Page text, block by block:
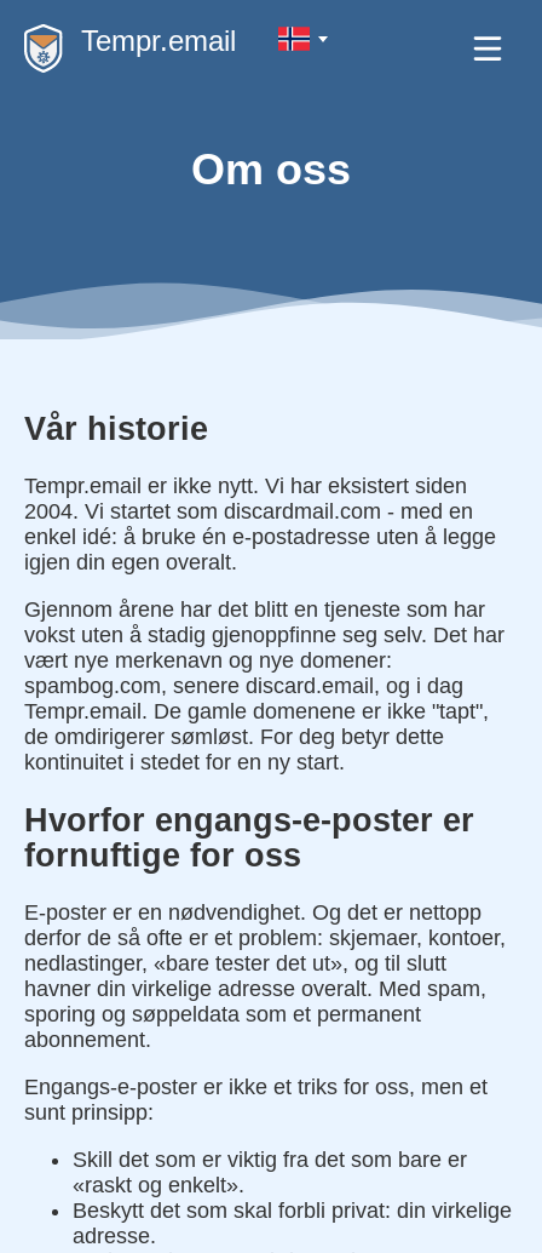
Tempr.email
Om oss
Vår historie
Tempr.email er ikke nytt. Vi har eksistert siden
2004. Vi startet som discardmail.com - med en
enkel idé: å bruke én e-postadresse uten å legge
igjen din egen overalt.
Gjennom årene har det blitt en tjeneste som har
vokst uten å stadig gjenoppfinne seg selv. Det har
vært nye merkenavn og nye domener:
spambog.com, senere discard.email, og i dag
Tempr.email. De gamle domenene er ikke "tapt",
de omdirigerer sømløst. For deg betyr dette
kontinuitet i stedet for en ny start.
Hvorfor engangs-e-poster er
fornuftige for oss
E-poster er en nødvendighet. Og det er nettopp
derfor de så ofte er et problem: skjemaer, kontoer,
nedlastinger, «bare tester det ut», og til slutt
havner din virkelige adresse overalt. Med spam,
sporing og søppeldata som et permanent
abonnement.
Engangs-e-poster er ikke et triks for oss, men et
sunt prinsipp:
Skill det som er viktig fra det som bare er
«raskt og enkelt».
Beskytt det som skal forbli privat: din virkelige
adresse.